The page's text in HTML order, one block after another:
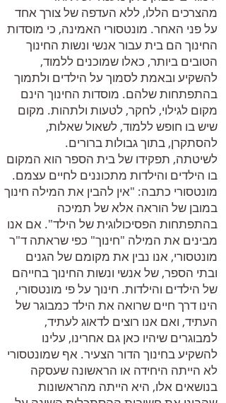
מהצרכים הללו, ללא העדפה של צורך אחד
על פני האחר. מונטסורי האמינה, כי מוסדות
החינוך הם בית עבור אנשי ונשות החינוך
הטובים ביותר, כאלו שמוכנים ללמוד,
להשקיע ובאמת לסמוך על הילדים ולתמוך
בהתפתחות שלהם. מוסדות החינוך הינם
מקום לגילוי, לחקר, לטעות ולתהות. מקום
שיש בו חופש ללמוד, לשאול שאלות,
להסתקרן, בתוך גבולות ברורים.
לשיטתה, תפקידו של בית הספר הוא המקום
בו הילדים והילדות מתכוננים לחיים עצמם.
מונטסורי כתבה: "אין להבין את המילה חינוך
במובן של הוראה אלא של תמיכה
בהתפתחות הפסיכולוגית של הילד". אם אנו
מבינים את המילה "חינוך" כפי שראתה ד"ר
מונטסורי, אנו נבין את מקומם של הגנים
ובתי הספר, של אנשי ונשות החינוך בחייהם
של הילדים והילדות. חינוך על פי מונטסורי,
הינו דרך חיים שרואה את הילד כמבוגר של
העתיד, ואם אנו רוצים לדאוג לעתיד,
למבוגרים שיהיו כאן גם אחרינו, עלינו
להשקיע בחינוך הדור הצעיר. אף שמונטסורי
לא הייתה היחידה או הראשונה שעסקה
בנושאים אלו, היא הייתה מהראשונות